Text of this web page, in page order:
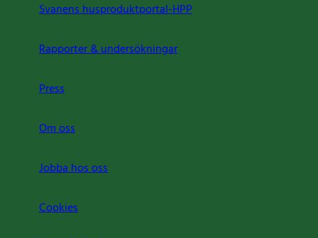
Svanens husproduktportal-HPP
Rapporter & undersökningar
Press
Om oss
Jobba hos oss
Cookies